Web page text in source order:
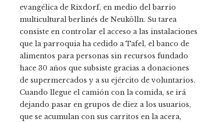
evangélica de Rixdorf, en medio del barrio
multicultural berlinés de Neukölln. Su tarea
consiste en controlar el acceso a las instalaciones
que la parroquia ha cedido a Tafel, el banco de
alimentos para personas sin recursos fundado
hace 30 años que subsiste gracias a donaciones
de supermercados y a su ejército de voluntarios.
Cuando llegue el camión con la comida, se irá
dejando pasar en grupos de diez a los usuarios,
que se acumulan con sus carritos en la acera,